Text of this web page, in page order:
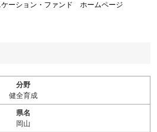
ケーション・ファンド ホームページ
分野
健全育成
県名
岡山